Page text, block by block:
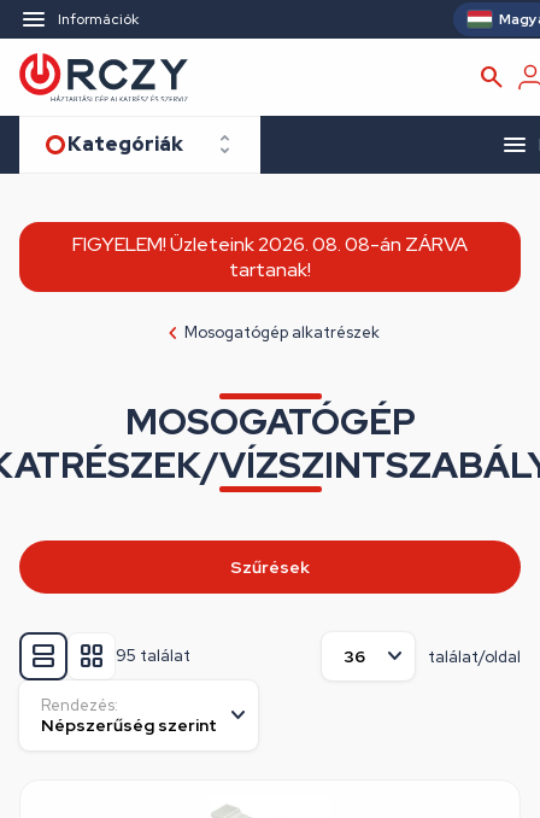
Információk
Kategóriák
FIGYELEM! Üzleteink 2026. 08. 08-án ZÁRVA
tartanak!
Mosogatógép alkatrészek
MOSOGATÓGÉP
95 találat találat/oldal
Rendezés:
Szűrések